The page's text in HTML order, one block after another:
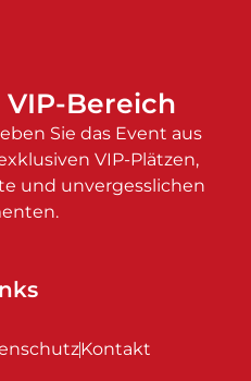
Bereich
Sie das Event aus
VIP-Plätzen,
und unvergesslichen
Kontakt